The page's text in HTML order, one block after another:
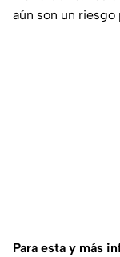
aún son un riesgo
Para esta y más